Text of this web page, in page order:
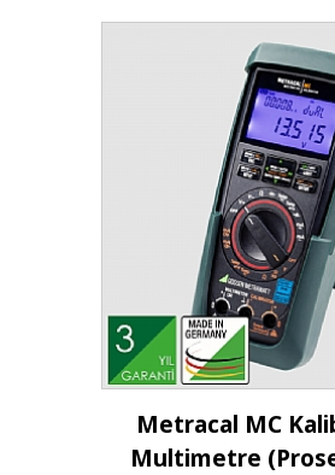
İncele
Metracal MC
Multimetre